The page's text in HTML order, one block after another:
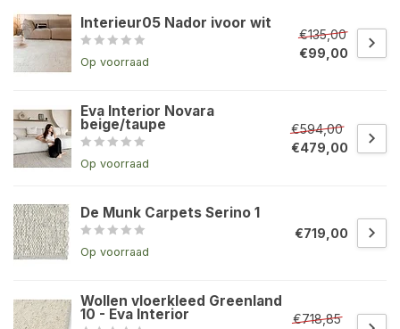
Interieur05 Nador ivoor wit
Op voorraad
€135,00
€99,00
Eva Interior Novara
beige/taupe
Op voorraad
€594,00
€479,00
De Munk Carpets Serino 1
Op voorraad
€719,00
Wollen vloerkleed Greenland
10 - Eva Interior
€718,85